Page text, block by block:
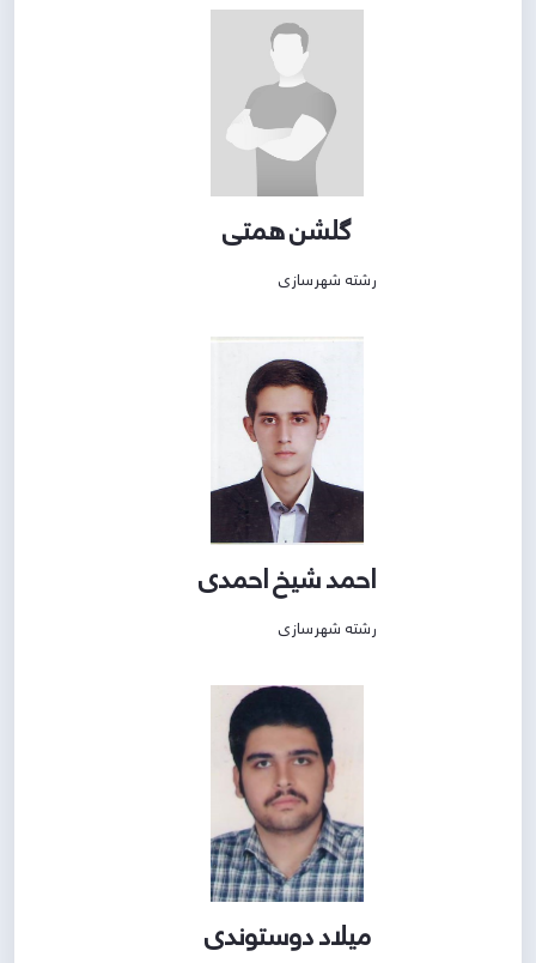
گلشن همتی
رشته شهرسازی
احمد شیخ احمدی
رشته شهرسازی
میلاد دوستوندی